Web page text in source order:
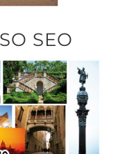
SEO